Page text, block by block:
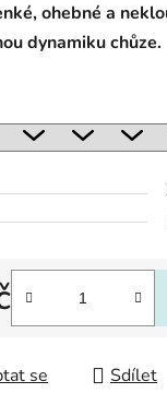
ohebné a
dynamiku chůze.
se Sdílet